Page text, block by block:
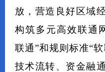
放，营造良好区域
构筑多元高效联通
联通”和规则标准“
技术流转、资金融